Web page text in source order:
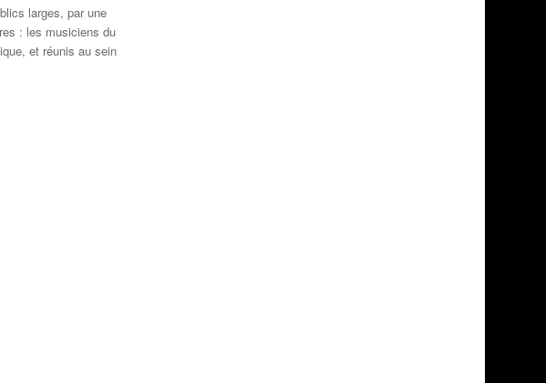
larges, par une
: les musiciens du
et réunis au sein